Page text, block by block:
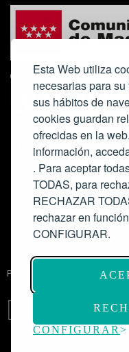
Esta Web utiliza
necesarias para
sus hábitos de
cookies guardan
ofrecidas en la
información,
. Para aceptar
TODAS, para
RECHAZAR
rechazar en
CONFIGURAR.
CONFIGURAR
Colabora:
Proyecto de modernización
Salón de Actos del Ateneo
Subvención: 175.000€